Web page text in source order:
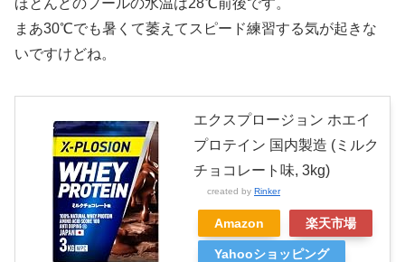
まあ30℃でも暑くて萎えてスピード練習する気が起きな
いですけどね。
エクスプロージョン ホエイ
プロテイン 国内製造 (ミルク
チョコレート味, 3kg)
created by Rinker
Amazon 楽天市場
Yahooショッピング